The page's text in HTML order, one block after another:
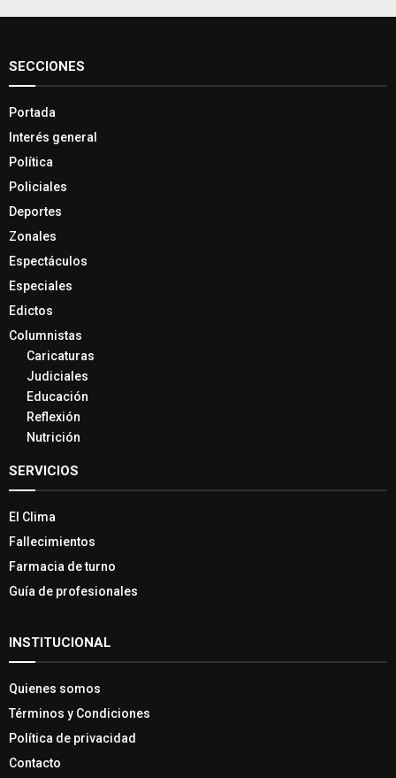
SECCIONES
Portada
Interés general
Política
Policiales
Deportes
Zonales
Espectáculos
Especiales
Edictos
Columnistas
Caricaturas
Judiciales
Educación
Reflexión
Nutrición
SERVICIOS
El Clima
Fallecimientos
Farmacia de turno
Guía de profesionales
INSTITUCIONAL
Quienes somos
Términos y Condiciones
Política de privacidad
Contacto